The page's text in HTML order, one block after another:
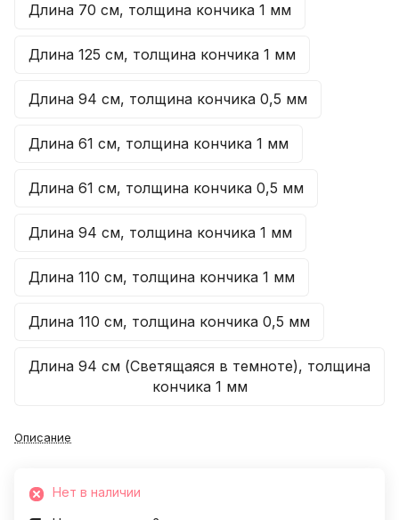
Длина 70 см, толщина кончика 1 мм
Длина 125 см, толщина кончика 1 мм
Длина 94 см, толщина кончика 0,5 мм
Длина 61 см, толщина кончика 1 мм
Длина 61 см, толщина кончика 0,5 мм
Длина 94 см, толщина кончика 1 мм
Длина 110 см, толщина кончика 1 мм
Длина 110 см, толщина кончика 0,5 мм
Длина 94 см (Светящаяся в темноте), толщина
кончика 1 мм
Описание
Нет в наличии
Александр
30 июля 2023 года
персонал. Очень хорошо
зарекомендовали кальмарные
"Конкуренты" лежат в сторонке.
Показать полностью
23 июля
Отлично отловились на Воблер 80 мм
15 гр №338!!! Рекомендую. Работает в
спокойной воде
Показать полностью
Сергей К.